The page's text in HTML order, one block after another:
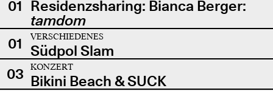
01 Residenzsharing: Bianca Berger:
tamdom
01
VERSCHIEDENES
Südpol Slam
03
KONZERT
Bikini Beach & SUCK